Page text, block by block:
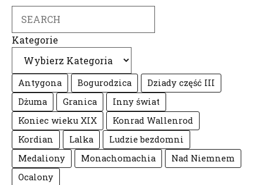
Kategorie
Antygona Bogurodzica
Dziady część III
Dżuma
Granica
Inny świat
Koniec wieku XIX
Konrad Wallenrod
Kordian
Lalka
Ludzie bezdomni
Medaliony
Monachomachia
Nad Niemnem
Ocalony